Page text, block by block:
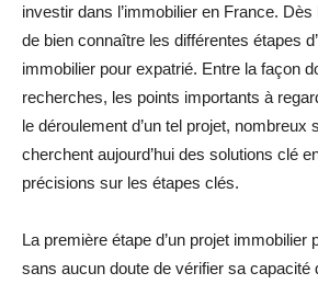
investir dans l’immobilier en France.
de bien connaître les différentes étapes
immobilier pour expatrié. Entre la façon
recherches, les points importants à
le déroulement d’un tel projet, nombreux
cherchent aujourd’hui des solutions clé
précisions sur les étapes clés.
La première étape d’un projet immobilier
sans aucun doute de vérifier sa capacité